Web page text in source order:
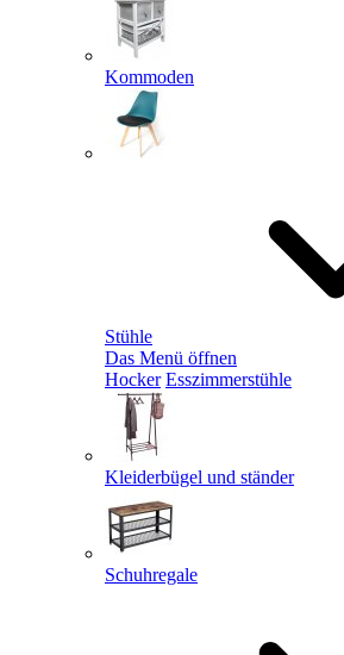
Kommoden
Stühle
Das Menü öffnen
Hocker Esszimmerstühle
Kleiderbügel und ständer
Schuhregale